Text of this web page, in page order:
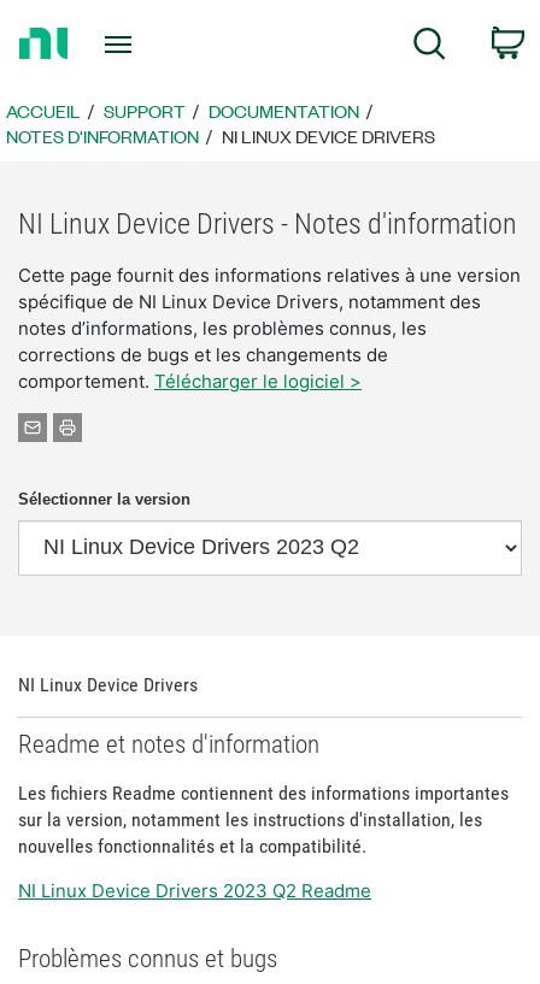
page
d’accueil
ACCUEIL SUPPORT
DOCUMENTATION
NOTES D'INFORMATION
NI LINUX DEVICE DRIVERS
NI Linux Device Drivers - Notes d'information
Cette page fournit des informations relatives à une version
spécifique de NI Linux Device Drivers, notamment des
notes d’informations, les problèmes connus, les
corrections de bugs et les changements de
comportement. Télécharger le logiciel >
Sélectionner la version
NI Linux Device Drivers
Readme et notes d'information
Les fichiers Readme contiennent des informations importantes
sur la version, notamment les instructions d'installation, les
nouvelles fonctionnalités et la compatibilité.
NI Linux Device Drivers 2023 Q2 Readme
Problèmes connus et bugs